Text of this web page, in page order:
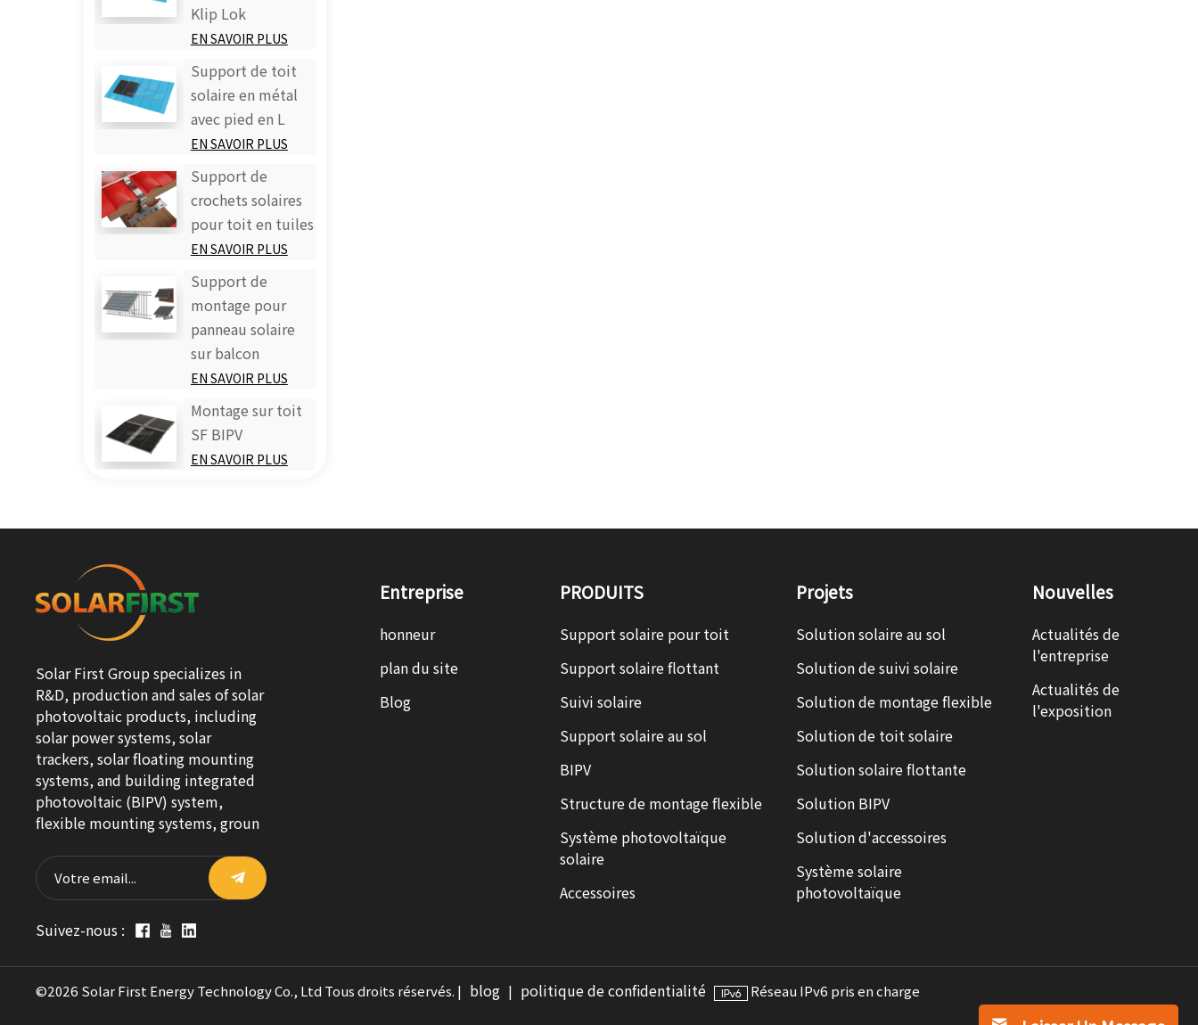
Klip Lok
EN SAVOIR PLUS
Support de toit
solaire en métal
avec pied en L
EN SAVOIR PLUS
Support de
crochets solaires
pour toit en tuiles
EN SAVOIR PLUS
Support de
montage pour
panneau solaire
sur balcon
EN SAVOIR PLUS
Montage sur toit
SF BIPV
EN SAVOIR PLUS
Solar First Group specializes in
R&D, production and sales of solar
photovoltaic products, including
solar power systems, solar
trackers, solar floating mounting
systems, and building integrated
photovoltaic (BIPV) system,
flexible mounting systems, groun
Suivez-nous :
Entreprise
honneur
plan du site
Blog
PRODUITS
Support solaire pour toit
Support solaire flottant
Suivi solaire
Support solaire au sol
BIPV
Structure de montage flexible
Système photovoltaïque
solaire
Accessoires
Projets
Solution solaire au sol
Solution de suivi solaire
Solution de montage flexible
Solution de toit solaire
Solution solaire flottante
Solution BIPV
Solution d'accessoires
Système solaire
photovoltaïque
Nouvelles
Actualités de
l'entreprise
Actualités de
l'exposition
©2026 Solar First Energy Technology Co., Ltd Tous droits réservés. | blog politique de confidentialité Réseau IPv6 pris en charge